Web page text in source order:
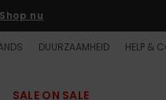
Shop nu
DUURZAAMHEID HELP &
SALE ON SALE